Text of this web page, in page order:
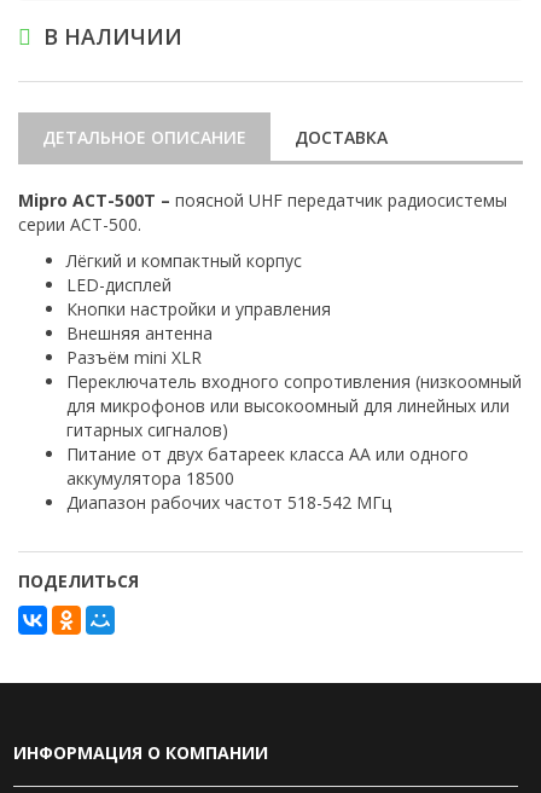
В НАЛИЧИИ
ДЕТАЛЬНОЕ ОПИСАНИЕ ДОСТАВКА
Mipro ACT-500T – поясной UHF передатчик радиосистемы
серии ACT-500.
Лёгкий и компактный корпус
LED-дисплей
Кнопки настройки и управления
Внешняя антенна
Разъём mini XLR
Переключатель входного сопротивления (низкоомный
для микрофонов или высокоомный для линейных или
гитарных сигналов)
Питание от двух батареек класса АА или одного
аккумулятора 18500
Диапазон рабочих частот 518-542 МГц
ПОДЕЛИТЬСЯ
ИНФОРМАЦИЯ О КОМПАНИИ